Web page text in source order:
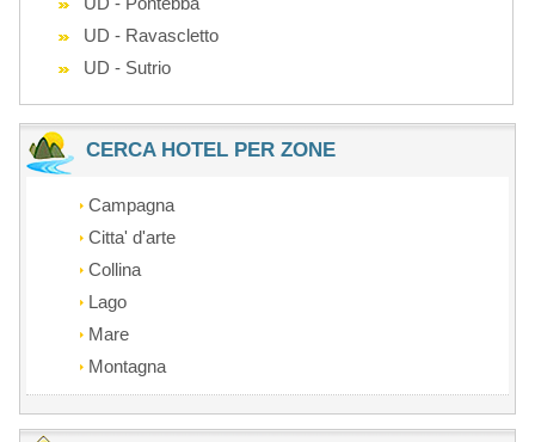
UD - Ravascletto
UD - Sutrio
CERCA HOTEL PER ZONE
Campagna
Citta' d'arte
Collina
Lago
Mare
Montagna